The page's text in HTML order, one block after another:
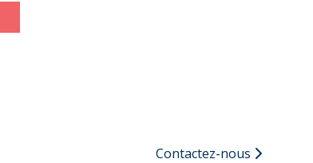
Contactez-nous